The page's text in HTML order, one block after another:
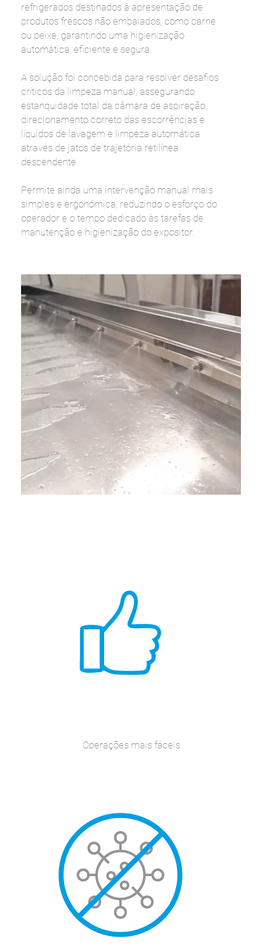
refrigerados destinados à apresentação de
produtos frescos não embalados, como carne
ou peixe, garantindo uma higienização
automática, eficiente e segura.
A solução foi concebida para resolver desafios
críticos da limpeza manual, assegurando
estanquidade total da câmara de aspiração,
direcionamento correto das escorrências e
líquidos de lavagem e limpeza automática
através de jatos de trajetória retilínea
descendente.
Permite ainda uma intervenção manual mais
simples e ergonómica, reduzindo o esforço do
operador e o tempo dedicado às tarefas de
manutenção e higienização do expositor.
Operações mais fáceis